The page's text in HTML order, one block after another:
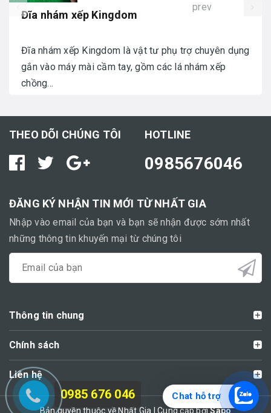
Đĩa nhám xếp Kingdom
Đĩa nhám xếp Kingdom là vật tư phụ trợ chuyên dụng
gắn vào máy mài cầm tay, gồm các lá nhám xếp
chồng...
prev
THEO DÕI CHÚNG TÔI HOTLINE
0985676046
ĐĂNG KÝ NHẬN TIN MỚI TỪ NHẤT GIA
Nhập vào email của bạn và bạn sẽ nhận được sớm nhất
những thông tin khuyến mại từ chúng tôi
Thông tin chung
Chính sách
Liên hệ
Bản quyền thuộc về Nhất Gia | Cung cấp bởiSapo
0985 676 046 Chat hỗ trợ